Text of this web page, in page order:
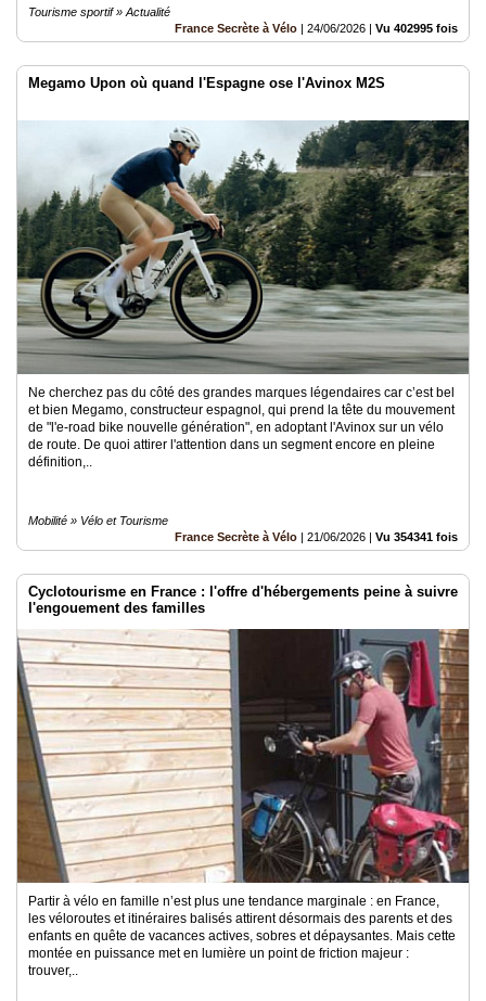
Tourisme sportif » Actualité
France Secrète à Vélo | 24/06/2026 | Vu 402995 fois
Megamo Upon où quand l'Espagne ose l'Avinox M2S
Ne cherchez pas du côté des grandes marques légendaires car c’est bel
et bien Megamo, constructeur espagnol, qui prend la tête du mouvement
de "l'e-road bike nouvelle génération", en adoptant l'Avinox sur un vélo
de route. De quoi attirer l'attention dans un segment encore en pleine
définition,..
Mobilité » Vélo et Tourisme
France Secrète à Vélo | 21/06/2026 | Vu 354341 fois
Cyclotourisme en France : l'offre d'hébergements peine à suivre
l'engouement des familles
Partir à vélo en famille n’est plus une tendance marginale : en France,
les véloroutes et itinéraires balisés attirent désormais des parents et des
enfants en quête de vacances actives, sobres et dépaysantes. Mais cette
montée en puissance met en lumière un point de friction majeur :
trouver,..